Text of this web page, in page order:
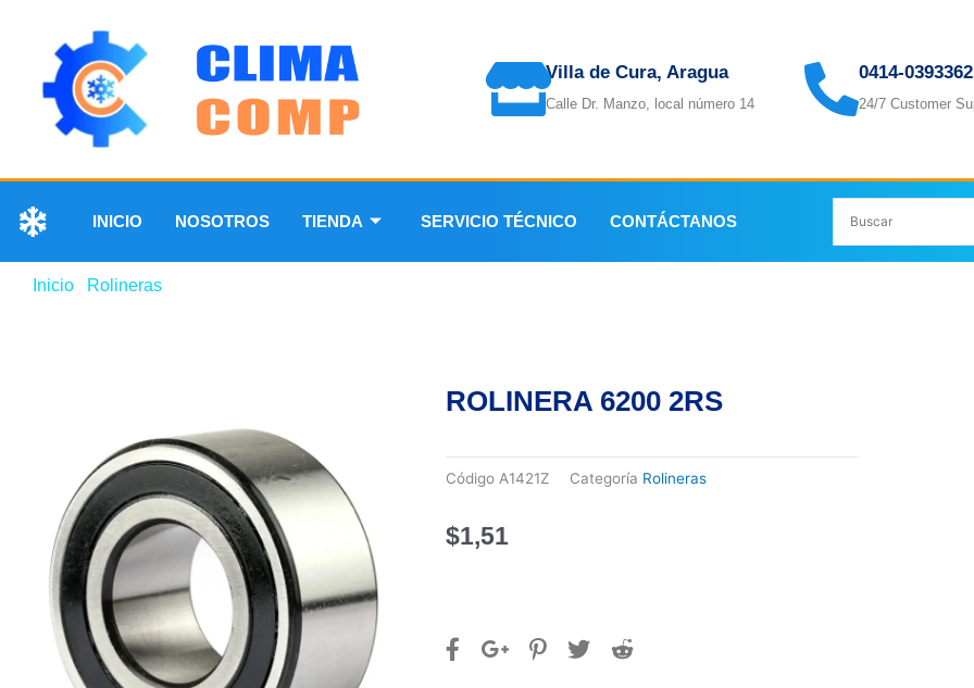
Villa de Cura, Aragua
Calle Dr. Manzo, local número 14
0414-0393362
24/7 Customer
INICIO NOSOTROS TIENDA SERVICIO TÉCNICO CONTÁCTANOS
Inicio Rolineras
ROLINERA 6200 2RS
Código A1421Z Categoría Rolineras
$1,51